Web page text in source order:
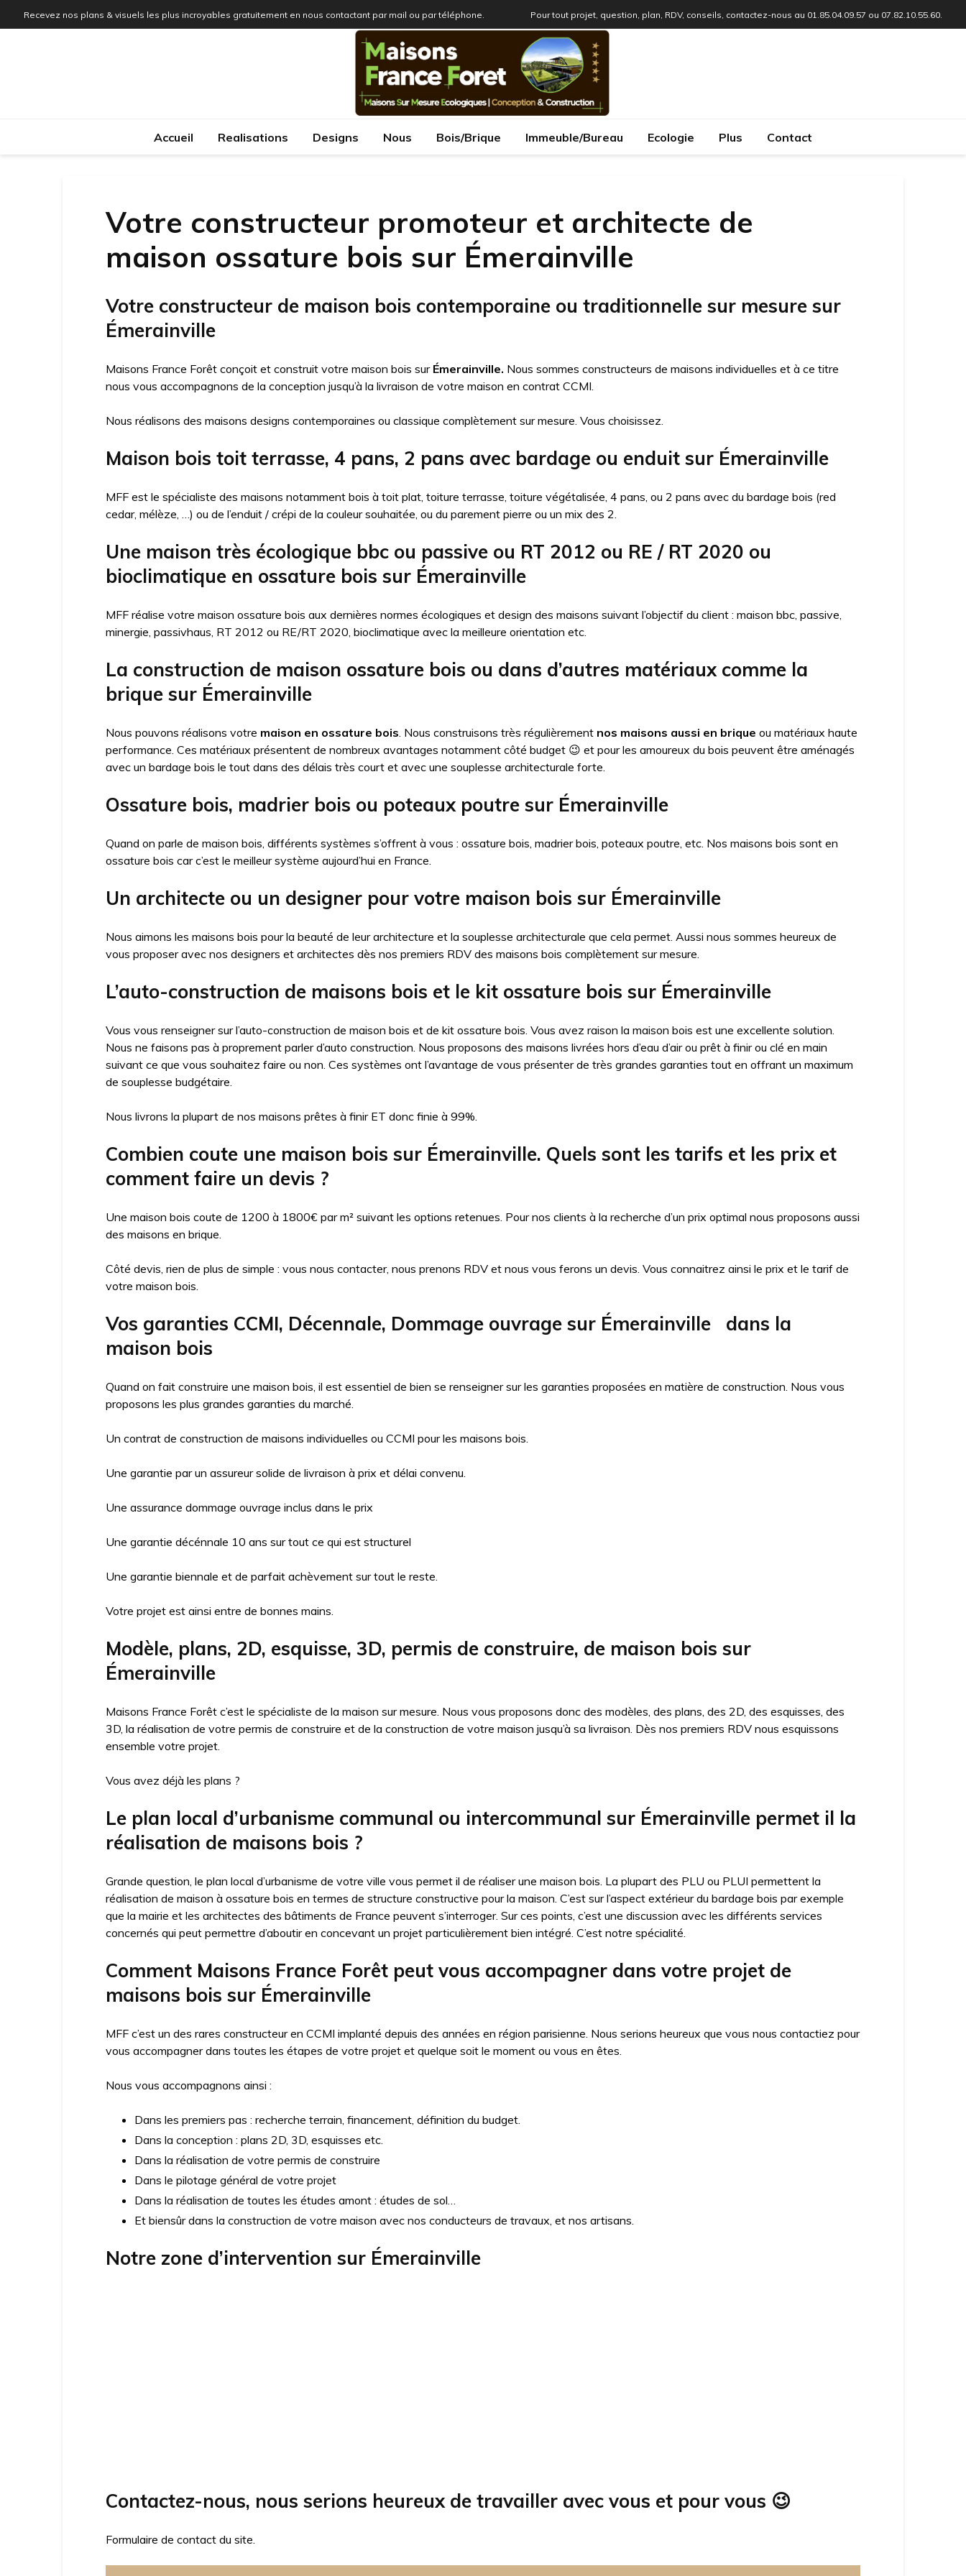
Recevez nos plans & visuels les plus incroyables gratuitement en nous contactant par mail ou par téléphone. Pour tout projet, question, plan, RDV, conseils, contactez-nous au 01.85.04.09.57 ou 07.82.10.55.60.
Accueil Realisations Designs Nous Bois/Brique Immeuble/Bureau Ecologie Plus Contact
Votre constructeur promoteur et architecte de
maison ossature bois sur Émerainville
Votre constructeur de maison bois contemporaine ou traditionnelle sur mesure sur
Émerainville
Maisons France Forêt conçoit et construit votre maison bois sur Émerainville. Nous sommes constructeurs de maisons individuelles et à ce titre
nous vous accompagnons de la conception jusqu’à la livraison de votre maison en contrat CCMI.
Nous réalisons des maisons designs contemporaines ou classique complètement sur mesure. Vous choisissez.
Maison bois toit terrasse, 4 pans, 2 pans avec bardage ou enduit sur Émerainville
MFF est le spécialiste des maisons notamment bois à toit plat, toiture terrasse, toiture végétalisée, 4 pans, ou 2 pans avec du bardage bois (red
cedar, mélèze, …) ou de l’enduit / crépi de la couleur souhaitée, ou du parement pierre ou un mix des 2.
Une maison très écologique bbc ou passive ou RT 2012 ou RE / RT 2020 ou
bioclimatique en ossature bois sur Émerainville
MFF réalise votre maison ossature bois aux dernières normes écologiques et design des maisons suivant l’objectif du client : maison bbc, passive,
minergie, passivhaus, RT 2012 ou RE/RT 2020, bioclimatique avec la meilleure orientation etc.
La construction de maison ossature bois ou dans d’autres matériaux comme la
brique sur Émerainville
Nous pouvons réalisons votre maison en ossature bois. Nous construisons très régulièrement nos maisons aussi en brique ou matériaux haute
performance. Ces matériaux présentent de nombreux avantages notamment côté budget 😉 et pour les amoureux du bois peuvent être aménagés
avec un bardage bois le tout dans des délais très court et avec une souplesse architecturale forte.
Ossature bois, madrier bois ou poteaux poutre sur Émerainville
Quand on parle de maison bois, différents systèmes s’offrent à vous : ossature bois, madrier bois, poteaux poutre, etc. Nos maisons bois sont en
ossature bois car c’est le meilleur système aujourd’hui en France.
Un architecte ou un designer pour votre maison bois sur Émerainville
Nous aimons les maisons bois pour la beauté de leur architecture et la souplesse architecturale que cela permet. Aussi nous sommes heureux de
vous proposer avec nos designers et architectes dès nos premiers RDV des maisons bois complètement sur mesure.
L’auto-construction de maisons bois et le kit ossature bois sur Émerainville
Vous vous renseigner sur l’auto-construction de maison bois et de kit ossature bois. Vous avez raison la maison bois est une excellente solution.
Nous ne faisons pas à proprement parler d’auto construction. Nous proposons des maisons livrées hors d’eau d’air ou prêt à finir ou clé en main
suivant ce que vous souhaitez faire ou non. Ces systèmes ont l’avantage de vous présenter de très grandes garanties tout en offrant un maximum
de souplesse budgétaire.
Nous livrons la plupart de nos maisons prêtes à finir ET donc finie à 99%.
Combien coute une maison bois sur Émerainville. Quels sont les tarifs et les prix et
comment faire un devis ?
Une maison bois coute de 1200 à 1800€ par m² suivant les options retenues. Pour nos clients à la recherche d’un prix optimal nous proposons aussi
des maisons en brique.
Côté devis, rien de plus de simple : vous nous contacter, nous prenons RDV et nous vous ferons un devis. Vous connaitrez ainsi le prix et le tarif de
votre maison bois.
Vos garanties CCMI, Décennale, Dommage ouvrage sur Émerainville dans la
maison bois
Quand on fait construire une maison bois, il est essentiel de bien se renseigner sur les garanties proposées en matière de construction. Nous vous
proposons les plus grandes garanties du marché.
Un contrat de construction de maisons individuelles ou CCMI pour les maisons bois.
Une garantie par un assureur solide de livraison à prix et délai convenu.
Une assurance dommage ouvrage inclus dans le prix
Une garantie décénnale 10 ans sur tout ce qui est structurel
Une garantie biennale et de parfait achèvement sur tout le reste.
Votre projet est ainsi entre de bonnes mains.
Modèle, plans, 2D, esquisse, 3D, permis de construire, de maison bois sur
Émerainville
Maisons France Forêt c’est le spécialiste de la maison sur mesure. Nous vous proposons donc des modèles, des plans, des 2D, des esquisses, des
3D, la réalisation de votre permis de construire et de la construction de votre maison jusqu’à sa livraison. Dès nos premiers RDV nous esquissons
ensemble votre projet.
Vous avez déjà les plans ?
Le plan local d’urbanisme communal ou intercommunal sur Émerainville permet il la
réalisation de maisons bois ?
Grande question, le plan local d’urbanisme de votre ville vous permet il de réaliser une maison bois. La plupart des PLU ou PLUI permettent la
réalisation de maison à ossature bois en termes de structure constructive pour la maison. C’est sur l’aspect extérieur du bardage bois par exemple
que la mairie et les architectes des bâtiments de France peuvent s’interroger. Sur ces points, c’est une discussion avec les différents services
concernés qui peut permettre d’aboutir en concevant un projet particulièrement bien intégré. C’est notre spécialité.
Comment Maisons France Forêt peut vous accompagner dans votre projet de
maisons bois sur Émerainville
MFF c’est un des rares constructeur en CCMI implanté depuis des années en région parisienne. Nous serions heureux que vous nous contactiez pour
vous accompagner dans toutes les étapes de votre projet et quelque soit le moment ou vous en êtes.
Nous vous accompagnons ainsi :
Dans les premiers pas : recherche terrain, financement, définition du budget.
Dans la conception : plans 2D, 3D, esquisses etc.
Dans la réalisation de votre permis de construire
Dans le pilotage général de votre projet
Dans la réalisation de toutes les études amont : études de sol…
Et biensûr dans la construction de votre maison avec nos conducteurs de travaux, et nos artisans.
Notre zone d’intervention sur Émerainville
Contactez-nous, nous serions heureux de travailler avec vous et pour vous 😉
Formulaire de contact du site.